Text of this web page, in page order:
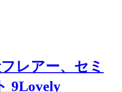
レアー、セミ
9Lovely